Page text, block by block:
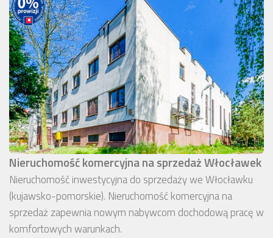
Nieruchomość komercyjna na sprzedaż Włocławek
Nieruchomość inwestycyjna do sprzedaży we Włocławku
(kujawsko-pomorskie). Nieruchomość komercyjna na
sprzedaż zapewnia nowym nabywcom dochodową pracę w
komfortowych warunkach.